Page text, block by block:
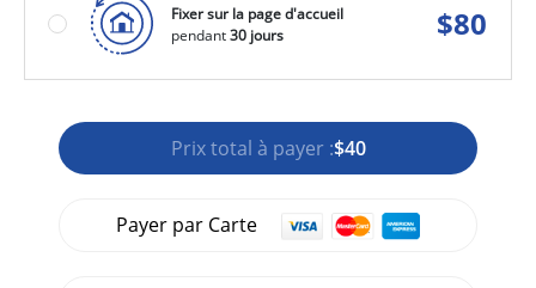
Fixer sur la page d'accueil
pendant30 jours $80
Prix total à payer :$40
Payer par Carte